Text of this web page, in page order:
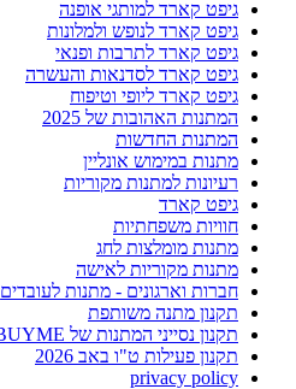
גיפט קארד למותגי אופנה
גיפט קארד לנופש ולמלונות
גיפט קארד לתרבות ופנאי
גיפט קארד לסדנאות והעשרה
גיפט קארד ליופי וטיפוח
המתנות האהובות של 2025
המתנות החדשות
מתנות במימוש אונליין
רעיונות למתנות מקוריות
גיפט קארד
חוויות משפחתיות
מתנות מומלצות לחג
מתנות מקוריות לאישה
חברות וארגונים - מתנות לעובדים
תקנון מתנה משותפת
תקנון נסייני המתנות של BUYME
תקנון פעילות ט"ו באב 2026
privacy policy